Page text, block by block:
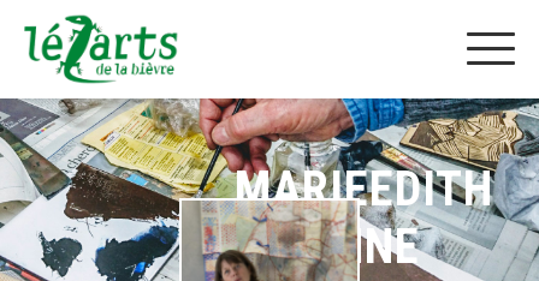
MARIEEDITH
ROBINNE